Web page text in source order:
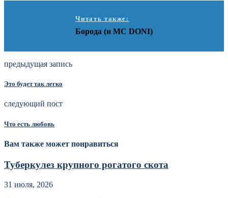
Читать также:
Борода (и MC DONI)
предыдущая запись
Это будет так легко
следующий пост
Что есть любовь
Вам также может понравиться
Туберкулез крупного рогатого скота
31 июля, 2026